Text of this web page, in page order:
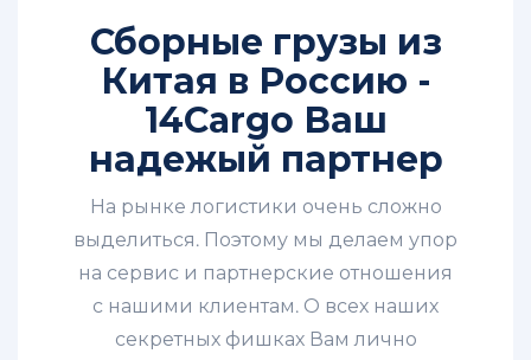
Сборные грузы из
Китая в Россию -
14Cargo Ваш
надежый партнер
На рынке логистики очень сложно
выделиться. Поэтому мы делаем упор
на сервис и партнерские отношения
с нашими клиентам. О всех наших
секретных фишках Вам лично